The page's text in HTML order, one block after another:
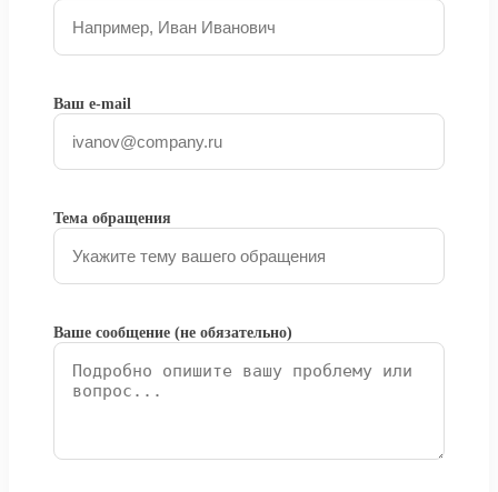
Ваш e-mail
Тема обращения
Ваше сообщение (не обязательно)